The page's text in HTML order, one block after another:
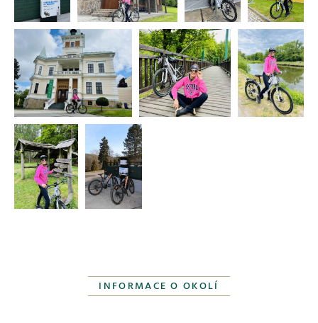
INFORMACE O OKOLÍ